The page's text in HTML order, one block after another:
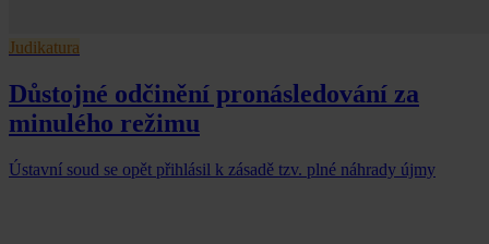
Judikatura
Důstojné odčinění pronásledování za
minulého režimu
Ústavní soud se opět přihlásil k zásadě tzv. plné náhrady újmy